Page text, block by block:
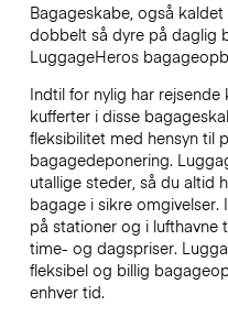
Bagageskabe, også
dobbelt så dyre på daglig
LuggageHeros
Indtil for nylig har
kufferter i disse
fleksibilitet med hensyn til
bagagedeponering.
utallige steder, så du altid
bagage i sikre
på stationer og i
time- og dagspriser.
fleksibel og billig
enhver tid.